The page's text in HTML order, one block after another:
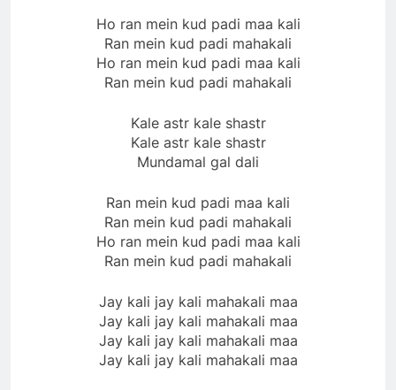
Ho ran mein kud padi maa kali
Ran mein kud padi mahakali
Ho ran mein kud padi maa kali
Ran mein kud padi mahakali
Kale astr kale shastr
Kale astr kale shastr
Mundamal gal dali
Ran mein kud padi maa kali
Ran mein kud padi mahakali
Ho ran mein kud padi maa kali
Ran mein kud padi mahakali
Jay kali jay kali mahakali maa
Jay kali jay kali mahakali maa
Jay kali jay kali mahakali maa
Jay kali jay kali mahakali maa